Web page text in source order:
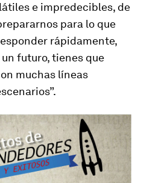
e impredecibles, de
para lo que
rápidamente,
futuro, tienes que
muchas líneas